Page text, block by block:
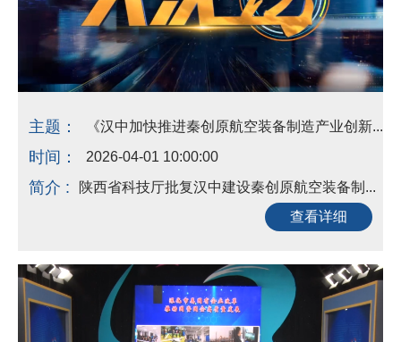
主题： 《汉中加快推进秦创原航空装备制造产业创新...
时间： 2026-04-01 10:00:00
简介 :
陕西省科技厅批复汉中建设秦创原航空装备制...
查看详细